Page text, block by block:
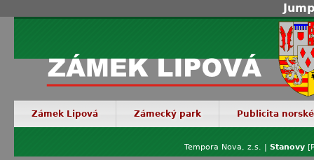
Zámek Lipová Zámecký park Publicita
Tempora Nova, z.s. | Stanovy